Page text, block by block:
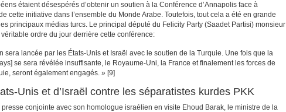
étaient désespérés d’obtenir un soutien à la Conférence d’Annapolis face à
cette initiative dans l’ensemble du Monde Arabe. Toutefois, tout cela a été en grande
principaux médias turcs. Le principal député du Felicity Party (Saadet Partisi) monsieur
ordre du jour derrière cette conférence:
sera lancée par les États-Unis et Israël avec le soutien de la Turquie. Une fois que la
se sera révélée insuffisante, le Royaume-Uni, la France et finalement les forces de
seront également engagés. » [9]
Unis et d’Israël contre les séparatistes kurdes PKK
presse conjointe avec son homologue israélien en visite Ehoud Barak, le ministre de la